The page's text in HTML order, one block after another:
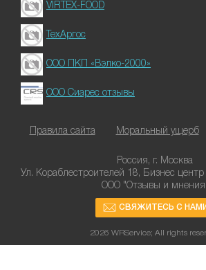
VIRTEX-FOOD
ТехАргос
ООО ПКП «Вэлко-2000»
ООО Сиарес отзывы
Правила сайта Моральный ущерб
Россия, г. Москва
Ул. Кораблестроителей 18, Бизнес
ООО "Отзывы и
СВЯЖИТЕСЬ С НАМИ
2026 WRService; All rights